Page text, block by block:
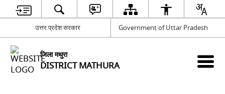
उत्तर प्रदेश सरकार Government of Uttar Pradesh
जिला मथुरा
DISTRICT MATHURA